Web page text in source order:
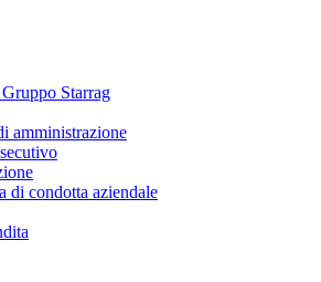
Starrag
amministrazione
di condotta aziendale